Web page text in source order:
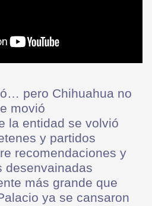
pero Chihuahua no
movió
la entidad se volvió
y partidos
recomendaciones y
desenvainadas
más grande que
ya se cansaron